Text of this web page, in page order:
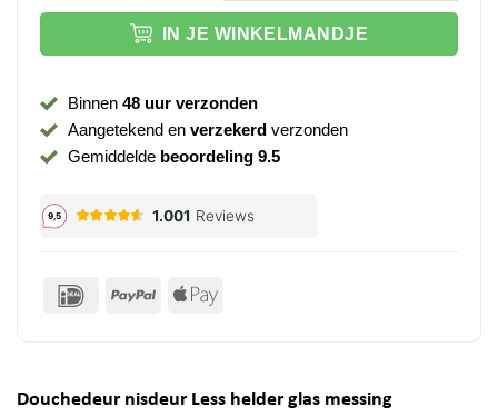
IN JE WINKELMANDJE
Binnen 48 uur verzonden
Aangetekend en verzekerdverzonden
Gemiddelde beoordeling 9.5
IDeal PayPal Apple
Douchedeur nisdeur Less helder glas messing